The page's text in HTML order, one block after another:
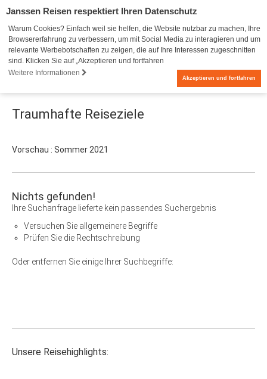
Janssen Reisen respektiert Ihren Datenschutz
Warum Cookies? Einfach weil sie helfen, die Website nutzbar zu machen, Ihre
Browsererfahrung zu verbessern, um mit Social Media zu interagieren und um
relevante Werbebotschaften zu zeigen, die auf Ihre Interessen zugeschnitten
sind. Klicken Sie auf „Akzeptieren und fortfahren
Weitere Informationen
Akzeptieren und fortfahren
Traumhafte Reiseziele
Vorschau : Sommer 2021
Nichts gefunden!
Ihre Suchanfrage lieferte kein passendes Suchergebnis
Versuchen Sie allgemeinere Begriffe
Prüfen Sie die Rechtschreibung
Oder entfernen Sie einige Ihrer Suchbegriffe:
Unsere Reisehighlights: